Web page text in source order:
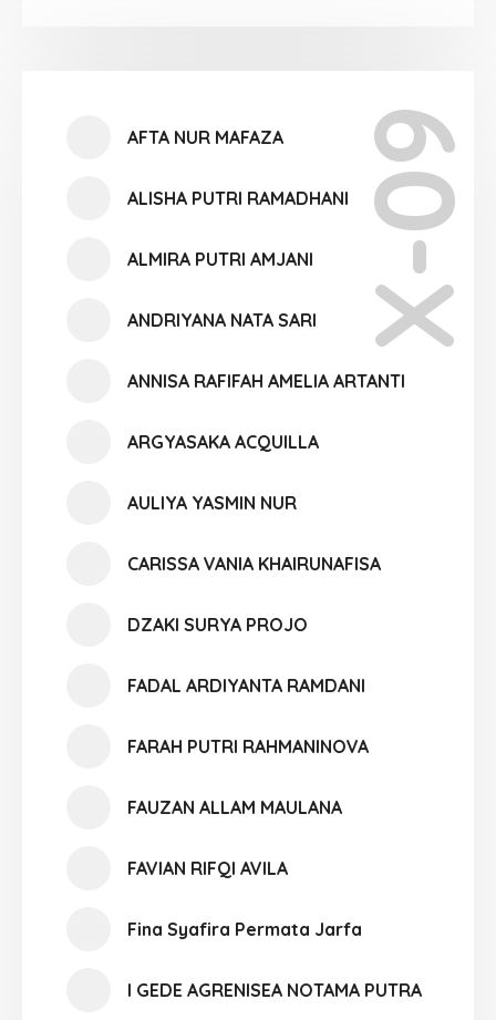
X-09
AFTA NUR MAFAZA
ALISHA PUTRI RAMADHANI
ALMIRA PUTRI AMJANI
ANDRIYANA NATA SARI
ANNISA RAFIFAH AMELIA ARTANTI
ARGYASAKA ACQUILLA
AULIYA YASMIN NUR
CARISSA VANIA KHAIRUNAFISA
DZAKI SURYA PROJO
FADAL ARDIYANTA RAMDANI
FARAH PUTRI RAHMANINOVA
FAUZAN ALLAM MAULANA
FAVIAN RIFQI AVILA
Fina Syafira Permata Jarfa
I GEDE AGRENISEA NOTAMA PUTRA